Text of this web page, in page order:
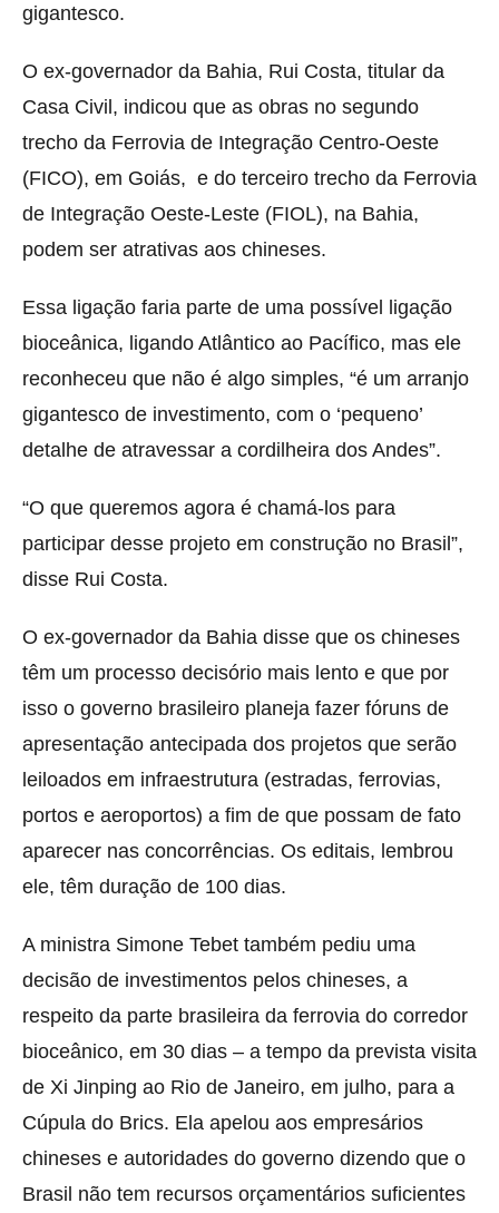
gigantesco.
O ex-governador da Bahia, Rui Costa, titular da
Casa Civil, indicou que as obras no segundo
trecho da Ferrovia de Integração Centro-Oeste
(FICO), em Goiás, e do terceiro trecho da Ferrovia
de Integração Oeste-Leste (FIOL), na Bahia,
podem ser atrativas aos chineses.
Essa ligação faria parte de uma possível ligação
bioceânica, ligando Atlântico ao Pacífico, mas ele
reconheceu que não é algo simples, “é um arranjo
gigantesco de investimento, com o ‘pequeno’
detalhe de atravessar a cordilheira dos Andes”.
“O que queremos agora é chamá-los para
participar desse projeto em construção no Brasil”,
disse Rui Costa.
O ex-governador da Bahia disse que os chineses
têm um processo decisório mais lento e que por
isso o governo brasileiro planeja fazer fóruns de
apresentação antecipada dos projetos que serão
leiloados em infraestrutura (estradas, ferrovias,
portos e aeroportos) a fim de que possam de fato
aparecer nas concorrências. Os editais, lembrou
ele, têm duração de 100 dias.
A ministra Simone Tebet também pediu uma
decisão de investimentos pelos chineses, a
respeito da parte brasileira da ferrovia do corredor
bioceânico, em 30 dias – a tempo da prevista visita
de Xi Jinping ao Rio de Janeiro, em julho, para a
Cúpula do Brics. Ela apelou aos empresários
chineses e autoridades do governo dizendo que o
Brasil não tem recursos orçamentários suficientes